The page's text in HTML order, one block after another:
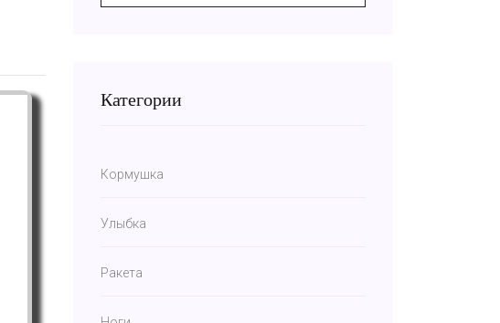
Категории
Кормушка
Улыбка
Ракета